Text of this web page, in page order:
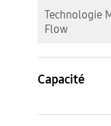
Technologie
Flow
Capacité